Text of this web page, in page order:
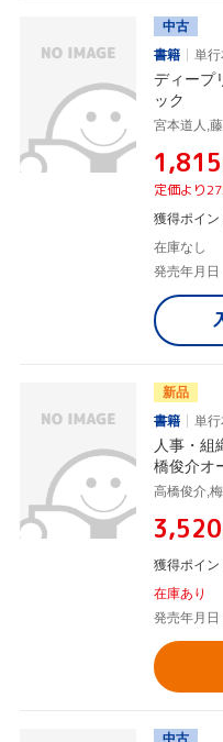
中古
書籍
単
ディープ
ック
宮本道人,
¥1,815
定価より
獲得ポイン
在庫なし
発売年月
新品
書籍
単
人事・組
橋俊介オ
高橋俊介,
¥3,520
獲得ポイン
在庫あり
発売年月
中古